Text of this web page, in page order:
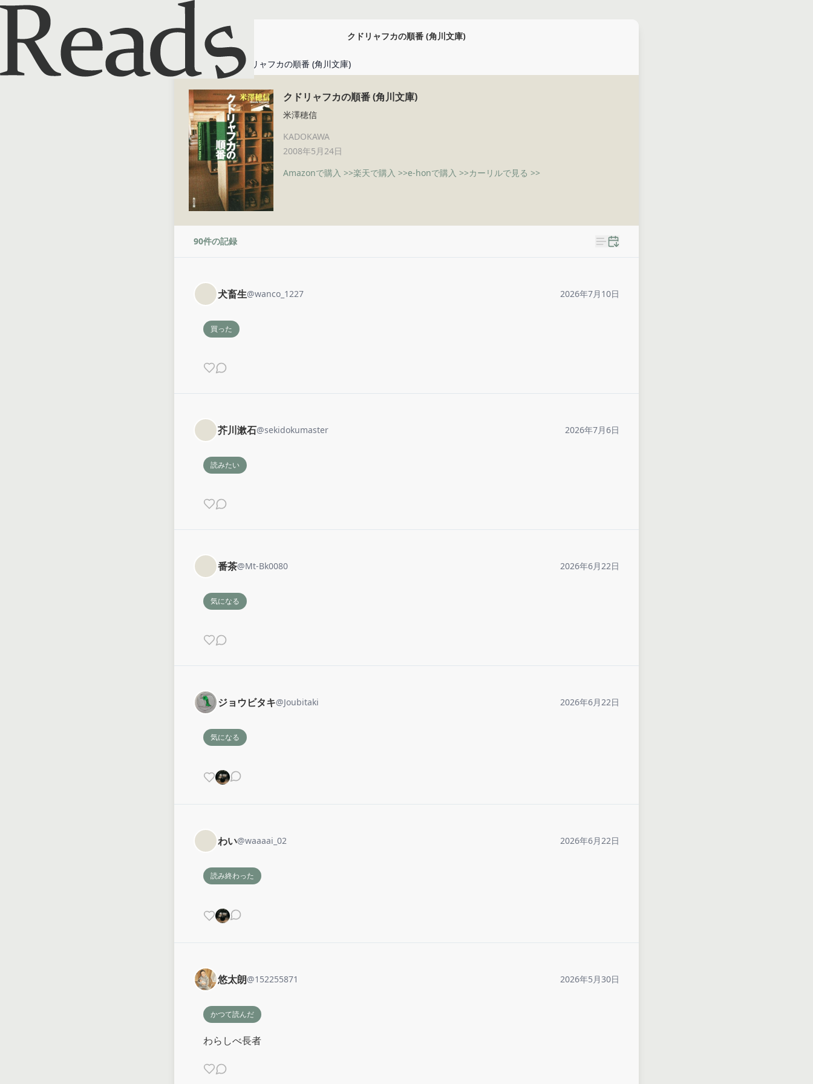
クドリャフカの順番 (角川文庫)
クドリャフカの順番 (角川文庫)
クドリャフカの順番 (角川文庫)
米澤穂信
KADOKAWA
2008年5月24日
Amazonで購入 >>楽天で購入 >>e-honで購入 >>カーリルで見る >>
90件の記録
犬畜生@wanco_1227 2026年7月10日
買った
芥川漱石@sekidokumaster 2026年7月6日
読みたい
番茶@Mt-Bk0080 2026年6月22日
気になる
ジョウビタキ@Joubitaki 2026年6月22日
気になる
わい@waaaai_02 2026年6月22日
読み終わった
悠太朗@152255871 2026年5月30日
かつて読んだ
わらしべ長者